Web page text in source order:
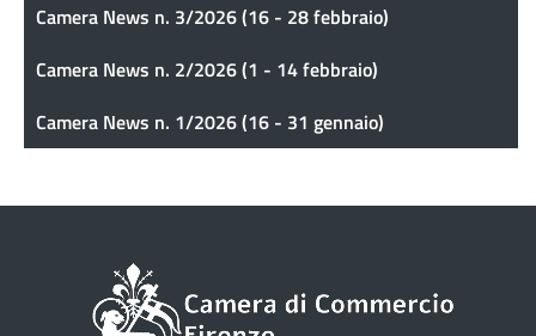
Camera News n. 3/2026 (16 - 28 febbraio)
Camera News n. 2/2026 (1 - 14 febbraio)
Camera News n. 1/2026 (16 - 31 gennaio)